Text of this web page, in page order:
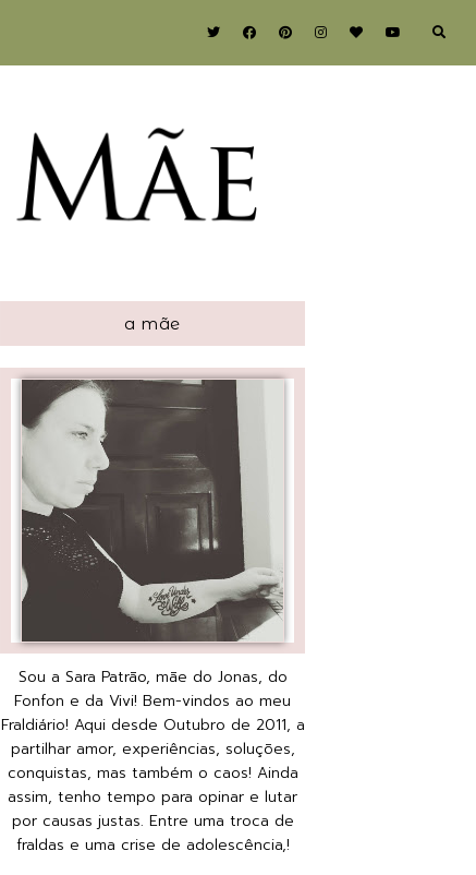
a mãe
Sou a Sara Patrão, mãe do Jonas, do
Fonfon e da Vivi! Bem-vindos ao meu
Fraldiário! Aqui desde Outubro de 2011, a
partilhar amor, experiências, soluções,
conquistas, mas também o caos! Ainda
assim, tenho tempo para opinar e lutar
por causas justas. Entre uma troca de
fraldas e uma crise de adolescência,!